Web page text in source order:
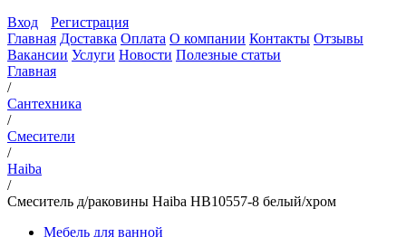
Вход
Регистрация
Главная Доставка Оплата О компании Контакты Отзывы
Вакансии Услуги Новости Полезные статьи
Главная
/
Сантехника
/
Смесители
/
Haiba
/
Смеситель д/раковины Haiba HB10557-8 белый/хром
Мебель для ванной